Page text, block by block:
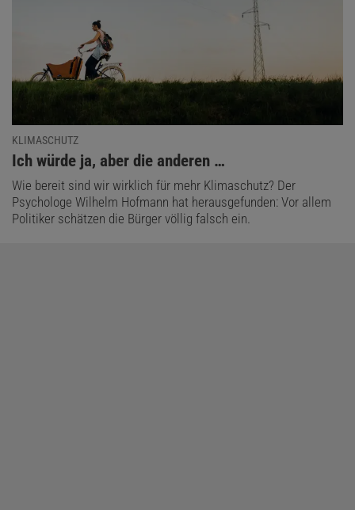
KLIMASCHUTZ
:Ich würde ja, aber die anderen …
Wie bereit sind wir wirklich für mehr Klimaschutz? Der
Psychologe Wilhelm Hofmann hat herausgefunden: Vor allem
Politiker schätzen die Bürger völlig falsch ein.